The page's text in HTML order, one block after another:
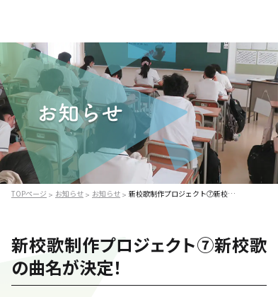
TOPページ > お知らせ > お知らせ > 新校歌制作プロジェクト⑦新校歌の曲名が決定！
新校歌制作プロジェクト⑦新校歌
の曲名が決定！